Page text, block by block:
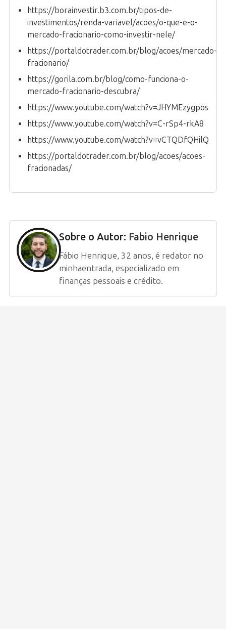
https://borainvestir.b3.com.br/tipos-de-
investimentos/renda-variavel/acoes/o-que-e-o-
mercado-fracionario-como-investir-nele/
https://portaldotrader.com.br/blog/acoes/mercado-
fracionario/
https://gorila.com.br/blog/como-funciona-o-
mercado-fracionario-descubra/
https://www.youtube.com/watch?v=JHYMEzygpos
https://www.youtube.com/watch?v=C-rSp4-rkA8
https://www.youtube.com/watch?v=vCTQDfQHilQ
https://portaldotrader.com.br/blog/acoes/acoes-
fracionadas/
Sobre o Autor: Fabio Henrique
Fábio Henrique, 32 anos, é redator no
minhaentrada, especializado em
finanças pessoais e crédito.